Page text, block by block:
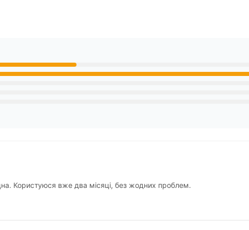
Користуюся вже два місяці, без жодних проблем.